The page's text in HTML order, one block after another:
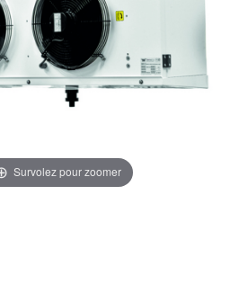
Survolez pour zoomer